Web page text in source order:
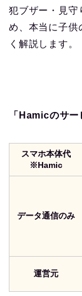
犯ブザー・見守
め、本当に子供
く解説します。
「Hamicのサー
スマホ本体代
※Hamic
データ通信のみ
運営元